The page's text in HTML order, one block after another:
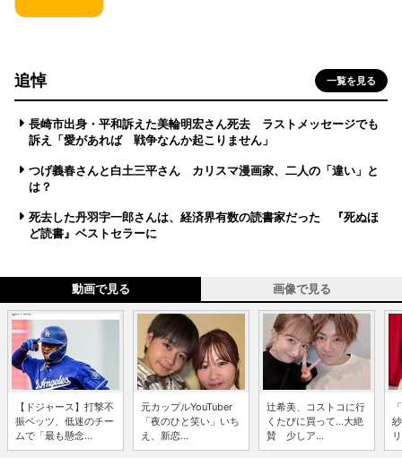
追悼 一覧を見る
長崎市出身・平和訴えた美輪明宏さん死去 ラストメッセージでも
訴え「愛があれば 戦争なんか起こりません」
つげ義春さんと白土三平さん カリスマ漫画家、二人の「違い」と
は？
死去した丹羽宇一郎さんは、経済界有数の読書家だった 『死ぬほ
ど読書』ベストセラーに
動画で見る 画像で見る
【ドジャース】打撃不
振ベッツ、低迷のチー
ムで「最も懸念...
元カップルYouTuber
「夜のひと笑い」いち
え、新恋...
辻希美、コストコに行
くたびに買って...大絶
賛 少しア...